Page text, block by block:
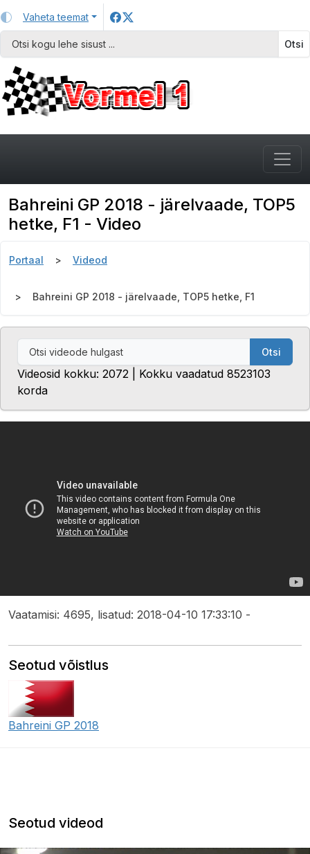
Vaheta teemat
Otsi
Bahreini GP 2018 - järelvaade, TOP5
hetke, F1 - Video
Portaal Videod
Bahreini GP 2018 - järelvaade, TOP5 hetke, F1
Otsi
Videosid kokku: 2072 | Kokku vaadatud 8523103
korda
Vaatamisi: 4695, lisatud: 2018-04-10 17:33:10 -
Seotud võistlus
Bahreini GP 2018
Seotud videod